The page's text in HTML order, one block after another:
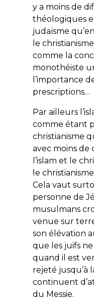
y a moins de
théologiques
judaïsme
le
comme la
monothéiste
l’importance
prescriptions…
Par ailleurs
comme étant
christianisme
avec moins de
l’islam et le
le
Cela vaut
personne de
musulmans
venue sur
son élévation
que les juifs
quand il est
rejeté jusqu’à
continuent
du Messie.